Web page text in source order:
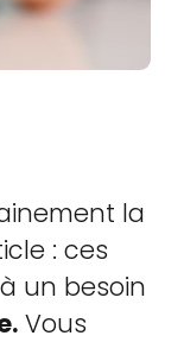
la
: ces
un besoin
Vous